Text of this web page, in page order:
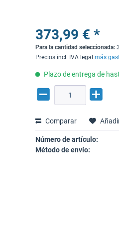
373,99 € *
Para la cantidad seleccionada:
Precios incl. IVA legalmás
Plazo de entrega de
Comparar
Número de artículo:
Método de envío: